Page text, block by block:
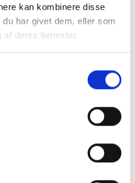
kan kombinere disse
har givet dem, eller som
af deres tjenester.
temadagen
vil CareNet
og oplægsholdere
for de annoncerede
netværksleder